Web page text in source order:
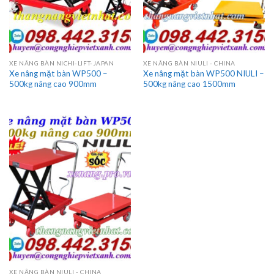
XE NÂNG BÀN NICHI-LIFT-JAPAN
Xe nâng mặt bàn WP500 –
500kg nâng cao 900mm
XE NÂNG BÀN NIULI - CHINA
Xe nâng mặt bàn WP500 NIULI –
500kg nâng cao 1500mm
XE NÂNG BÀN NIULI - CHINA